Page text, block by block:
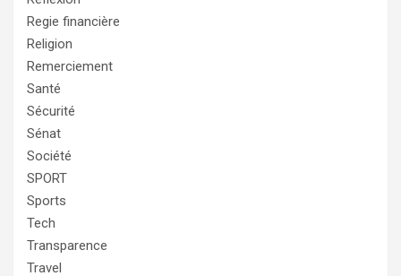
Regie financière
Religion
Remerciement
Santé
Sécurité
Sénat
Société
SPORT
Sports
Tech
Transparence
Travel